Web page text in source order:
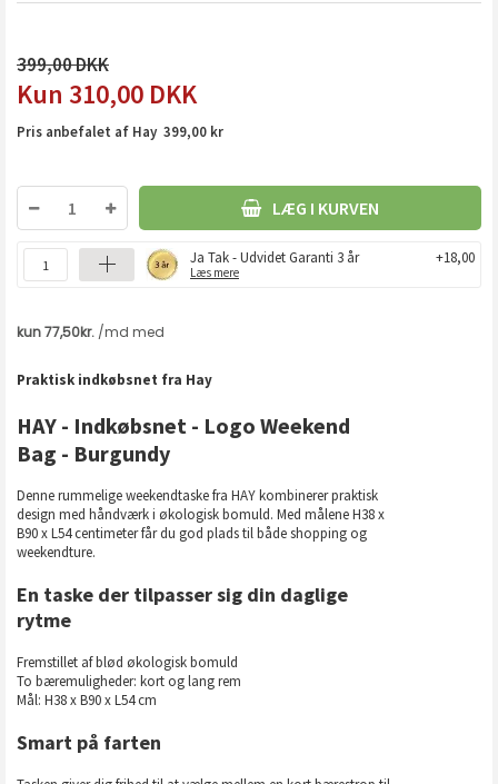
399,00
310,00 DKK
Pris anbefalet af Hay 399,00 kr
LÆG I KURVEN
Ja Tak - Udvidet Garanti 3 år
Læs mere
+18,00
Praktisk indkøbsnet fra Hay
HAY - Indkøbsnet - Logo Weekend
Bag - Burgundy
Denne rummelige weekendtaske fra HAY kombinerer praktisk
design med håndværk i økologisk bomuld. Med målene H38 x
B90 x L54 centimeter får du god plads til både shopping og
weekendture.
En taske der tilpasser sig din daglige
rytme
Fremstillet af blød økologisk bomuld
To bæremuligheder: kort og lang rem
Mål: H38 x B90 x L54 cm
Smart på farten